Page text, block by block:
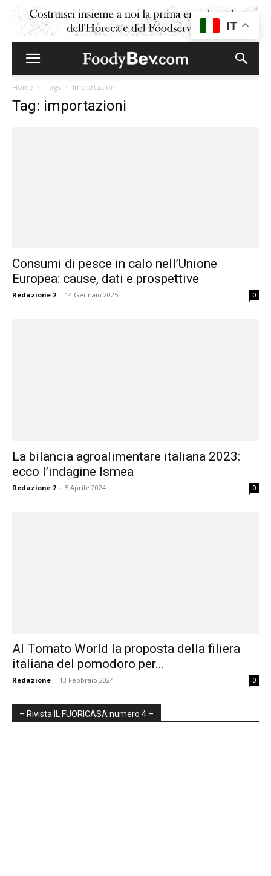
Home Tags Importazioni
Tag: importazioni
Consumi di pesce in calo nell’Unione
Europea: cause, dati e prospettive
Redazione 2 - 14 Gennaio 2025 0
La bilancia agroalimentare italiana 2023:
ecco l’indagine Ismea
Redazione 2 - 5 Aprile 2024 0
Al Tomato World la proposta della filiera
italiana del pomodoro per...
Redazione - 13 Febbraio 2024 0
– Rivista IL FUORICASA numero 4 –
IT